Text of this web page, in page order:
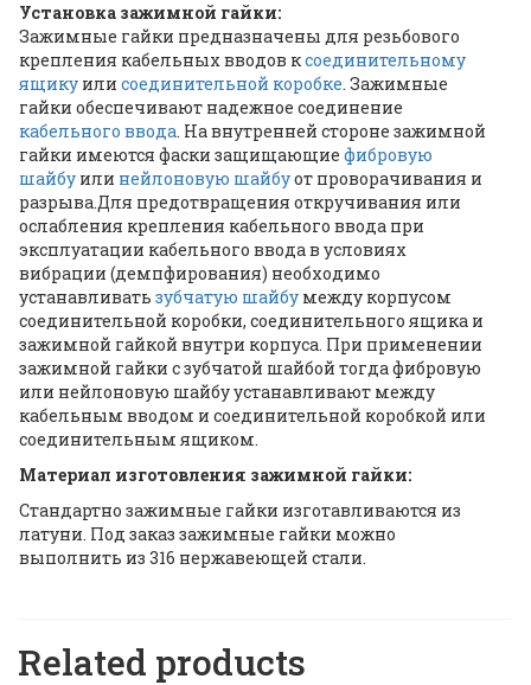
Установка зажимной гайки:
Зажимные гайки предназначены для резьбового
крепления кабельных вводов ксоединительному
ящику или соединительной коробке. Зажимные
гайки обеспечивают надежное соединение
кабельного ввода. На внутренней стороне зажимной
гайки имеются фаски защищающие фибровую
шайбу или нейлоновую шайбуот проворачивания и
разрыва.Для предотвращения откручивания или
ослабления крепления кабельного ввода при
эксплуатации кабельного ввода в условиях
вибрации (демпфирования) необходимо
устанавливать зубчатую шайбу между корпусом
соединительной коробки, соединительного ящика и
зажимной гайкой внутри корпуса. При применении
зажимной гайки с зубчатой шайбой тогда фибровую
или нейлоновую шайбу устанавливают между
кабельным вводом и соединительной коробкой или
соединительным ящиком.
Материал изготовления зажимной гайки:
Стандартно зажимные гайки изготавливаются из
латуни. Под заказ зажимные гайки можно
выполнить из 316 нержавеющей стали.
Related products